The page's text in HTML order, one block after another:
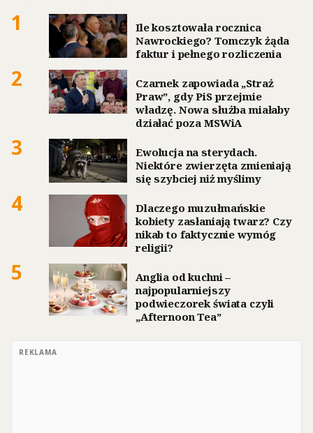
1
Ile kosztowała rocznica
Nawrockiego? Tomczyk żąda
faktur i pełnego rozliczenia
2
Czarnek zapowiada „Straż
Praw”, gdy PiS przejmie
władzę. Nowa służba miałaby
działać poza MSWiA
3
Ewolucja na sterydach.
Niektóre zwierzęta zmieniają
się szybciej niż myślimy
4
Dlaczego muzułmańskie
kobiety zasłaniają twarz? Czy
nikab to faktycznie wymóg
religii?
5
Anglia od kuchni –
najpopularniejszy
podwieczorek świata czyli
„Afternoon Tea”
REKLAMA